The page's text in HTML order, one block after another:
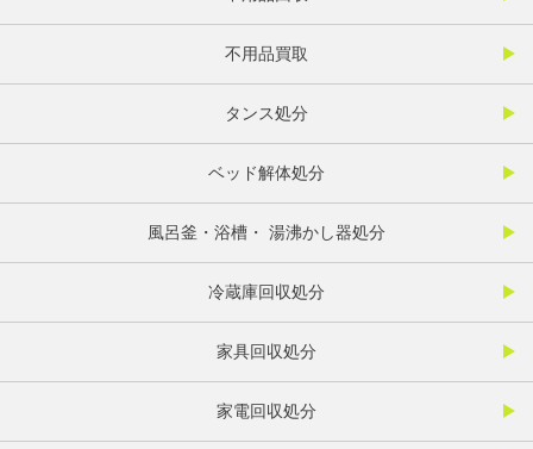
不用品買取
タンス処分
ベッド解体処分
風呂釜・浴槽・ 湯沸かし器処分
冷蔵庫回収処分
家具回収処分
家電回収処分